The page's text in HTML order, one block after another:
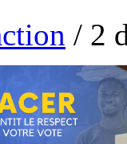
/ 2